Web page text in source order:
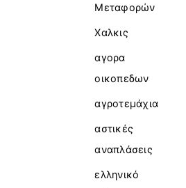
Μεταφορών
Χαλκις
αγορα
οικοπεδων
αγροτεμάχια
αστικές
αναπλάσεις
ελληνικό